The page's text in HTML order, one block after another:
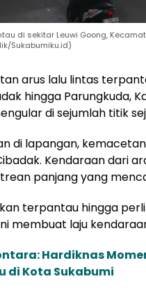
di sekitar Leuwi Goong,
Sukabumiku.id)
arus lalu lintas
hingga Parungkuda,
di sejumlah titik
di lapangan,
Kendaraan dari
panjang yang
terpantau hingga
membuat laju
Hardiknas
di Kota Sukabumi